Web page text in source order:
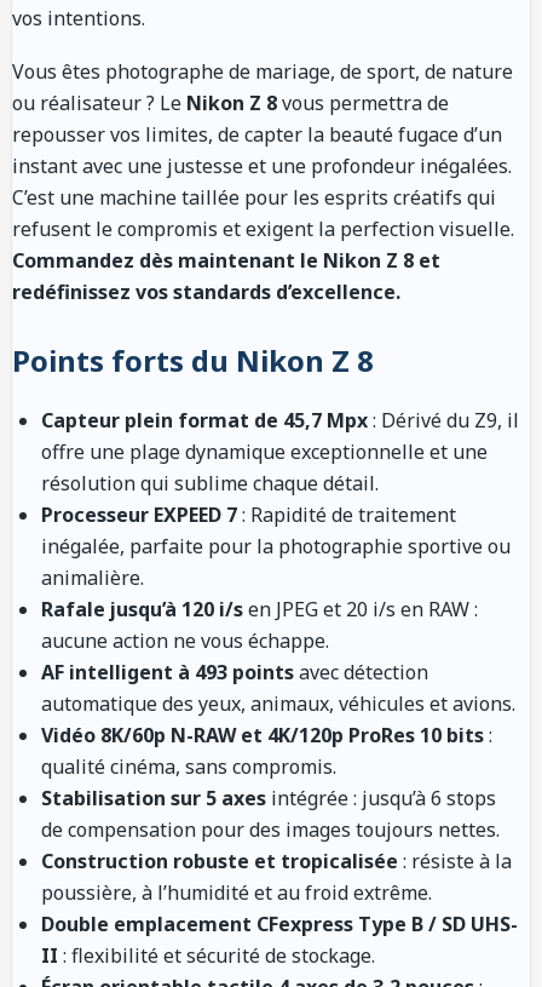
vos intentions.
Vous êtes photographe de mariage, de sport, de nature
ou réalisateur ? Le Nikon Z 8vous permettra de
repousser vos limites, de capter la beauté fugace d’un
instant avec une justesse et une profondeur inégalées.
C’est une machine taillée pour les esprits créatifs qui
refusent le compromis et exigent la perfection visuelle.
Commandez dès maintenant le Nikon Z 8 et
redéfinissez vos standards d’excellence.
Points forts du Nikon Z 8
Capteur plein format de 45,7 Mpx: Dérivé du Z9, il
offre une plage dynamique exceptionnelle et une
résolution qui sublime chaque détail.
Processeur EXPEED 7: Rapidité de traitement
inégalée, parfaite pour la photographie sportive ou
animalière.
Rafale jusqu’à 120 i/sen JPEG et 20 i/s en RAW :
aucune action ne vous échappe.
AF intelligent à 493 pointsavec détection
automatique des yeux, animaux, véhicules et avions.
Vidéo 8K/60p N-RAW et 4K/120p ProRes 10 bits:
qualité cinéma, sans compromis.
Stabilisation sur 5 axes intégrée : jusqu’à 6 stops
de compensation pour des images toujours nettes.
Construction robuste et tropicalisée : résiste à la
poussière, à l’humidité et au froid extrême.
Double emplacement CFexpress Type B / SD UHS-
II : flexibilité et sécurité de stockage.